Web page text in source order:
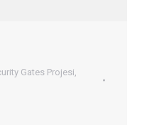
Gates Projesi,